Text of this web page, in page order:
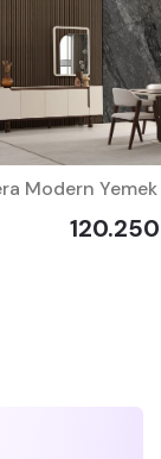
Modern Yemek